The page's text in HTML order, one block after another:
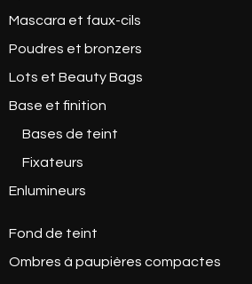
Mascara et faux-cils
Poudres et bronzers
Lots et Beauty Bags
Base et finition
Bases de teint
Fixateurs
Enlumineurs
Fond de teint
Ombres à paupières compactes